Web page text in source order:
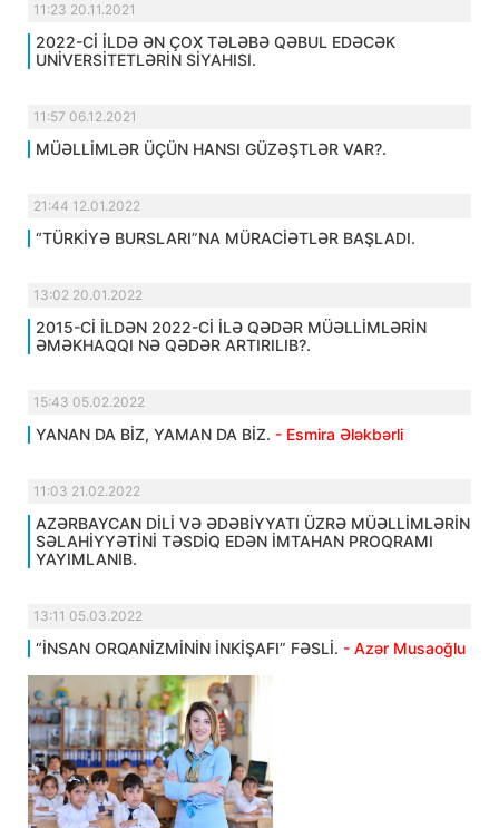
11:23 20.11.2021
2022-Cİ İLDƏ ƏN ÇOX TƏLƏBƏ QƏBUL EDƏCƏK
UNİVERSİTETLƏRİN SİYAHISI.
11:57 06.12.2021
MÜƏLLİMLƏR ÜÇÜN HANSI GÜZƏŞTLƏR VAR?.
21:44 12.01.2022
“TÜRKİYƏ BURSLARI”NA MÜRACİƏTLƏR BAŞLADI.
13:02 20.01.2022
2015-Cİ İLDƏN 2022-Cİ İLƏ QƏDƏR MÜƏLLİMLƏRİN
ƏMƏKHAQQI NƏ QƏDƏR ARTIRILIB?.
15:43 05.02.2022
YANAN DA BİZ, YAMAN DA BİZ. - Esmira Ələkbərli
11:03 21.02.2022
AZƏRBAYCAN DİLİ VƏ ƏDƏBİYYATI ÜZRƏ MÜƏLLİMLƏRİN
SƏLAHİYYƏTİNİ TƏSDİQ EDƏN İMTAHAN PROQRAMI
YAYIMLANIB.
13:11 05.03.2022
“İNSAN ORQANİZMİNİN İNKİŞAFI” FƏSLİ. - Azər Musaoğlu